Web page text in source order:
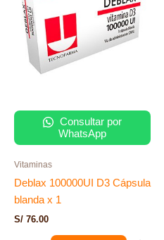
Consultar por
WhatsApp
Vitaminas
Deblax 100000UI D3 Cápsula
blanda x 1
S/ 76.00